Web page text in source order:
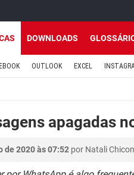
DOWNLOADS
OUTLOOK EXCEL
apagadas
de 2020 às 07:52 por Natali